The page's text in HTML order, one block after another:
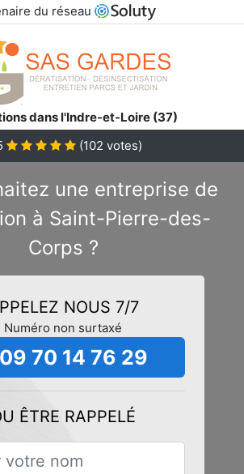
du réseau
dans l'Indre-et-Loire (37)
(102 votes)
une entreprise de
à Saint-Pierre-des-
Corps ?
NOUS 7/7
Numéro non surtaxé
09 70 14 76 29
ÊTRE RAPPELÉ